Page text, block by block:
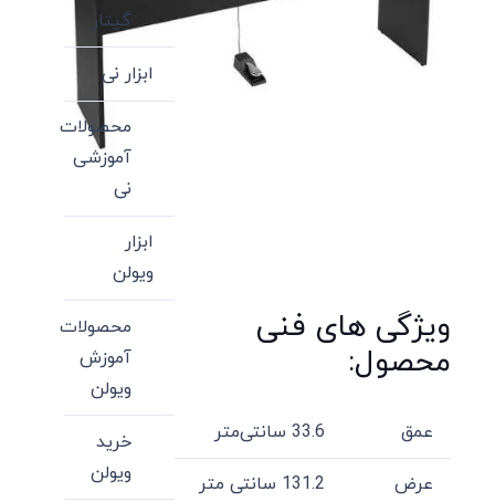
ویژگی های فنی
محصول:
عمق 33.6 سانتی‌متر
عرض 131.2 سانتی متر
گیتار
ابزار نی
محصولات
آموزشی
نی
ابزار
ویولن
محصولات
آموزش
ویولن
خرید
ویولن